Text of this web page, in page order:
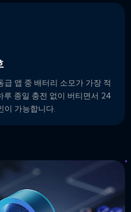
급 앱 중 배터리 소모가 가장 적
루 종일 충전 없이 버티면서 24
이 가능합니다.